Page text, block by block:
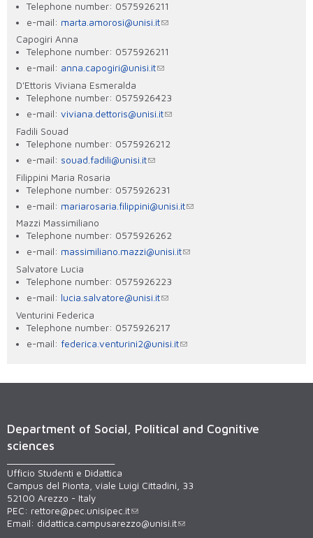
Telephone number: 0575926211
e-mail: marta.amorosi@unisi.it
Capogiri Anna
Telephone number: 0575926211
e-mail: anna.capogiri@unisi.it
D'Ettoris Viviana Esmeralda
Telephone number: 0575926423
e-mail:viviana.dettoris@unisi.it
Fadili Souad
Telephone number: 0575926212
e-mail: souad.fadili@unisi.it
Filippini Maria Rosaria
Telephone number: 0575926231
e-mail: mariarosaria.filippini@unisi.it
Mazzi Massimiliano
Telephone number: 0575926262
e-mail: massimiliano.mazzi@unisi.it
Salvatore Lucia
Telephone number: 0575926223
e-mail: lucia.salvatore@unisi.it
Venturini Federica
Telephone number: 0575926217
e-mail:federica.venturini2@unisi.it
Department of Social, Political and Cognitive
sciences
Ufficio Studenti e Didattica
Campus del Pionta, viale Luigi Cittadini, 33
52100 Arezzo - Italy
PEC: rettore@pec.unisipec.it
Email: didattica.campusarezzo@unisi.it